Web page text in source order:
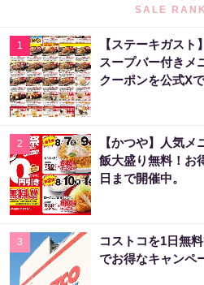
SALE
1
【ステーキガス
スープバー付きメ
クーポンを公式X
2
【かつや】人気
飯大盛り無料！お
日まで開催中。
3
コストコを1日無
でお得なキャンペ